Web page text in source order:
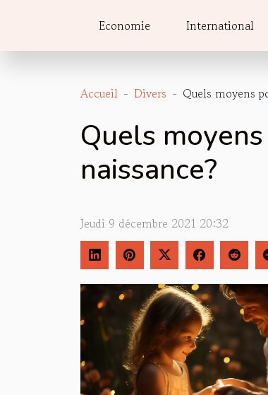
Economie International
Accueil Divers Quels moyens
Quels
naissance?
Jeudi 9 décembre 2021 20:32